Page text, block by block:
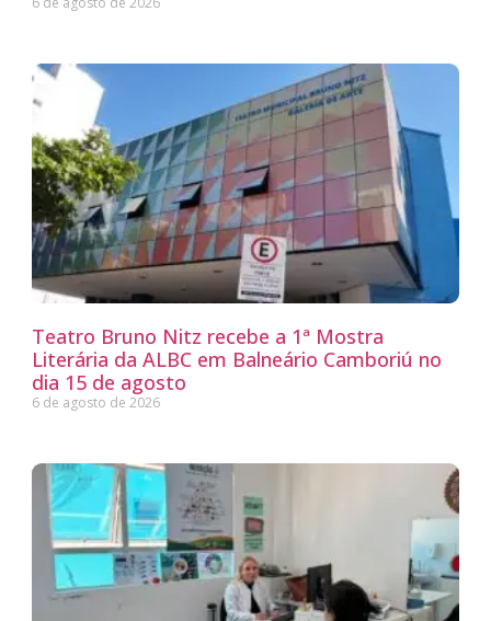
Teatro Bruno Nitz recebe a 1ª Mostra
Literária da ALBC em Balneário Camboriú no
dia 15 de agosto
6 de agosto de 2026